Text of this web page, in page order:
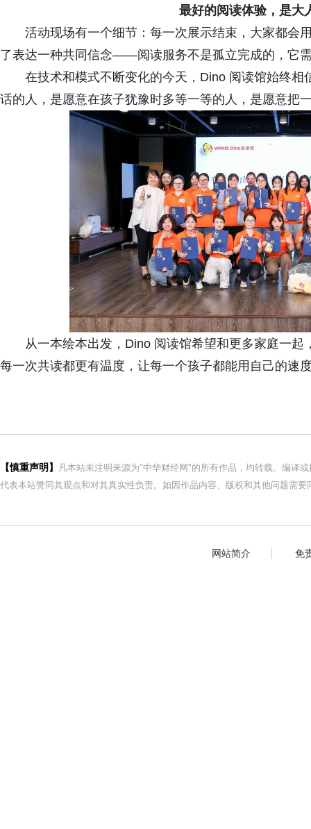
最好的阅读体验，是大
活动现场有一个细节：每一次展示结束，大家都会
了表达一种共同信念——阅读服务不是孤立完成的，它
在技术和模式不断变化的今天，Dino 阅读馆始终
话的人，是愿意在孩子犹豫时多等一等的人，是愿意把
从一本绘本出发，Dino 阅读馆希望和更多家庭一
每一次共读都更有温度，让每一个孩子都能用自己的速
【慎重声明】
凡本站未注明来源为"中华财经网"的所有作品，均转载、编译
代表本站赞同其观点和对其真实性负责。如因作品内容、版权和其他问题需
网站简介 免